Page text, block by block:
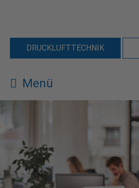
DRUCKLUFTTECHNIK
Menü